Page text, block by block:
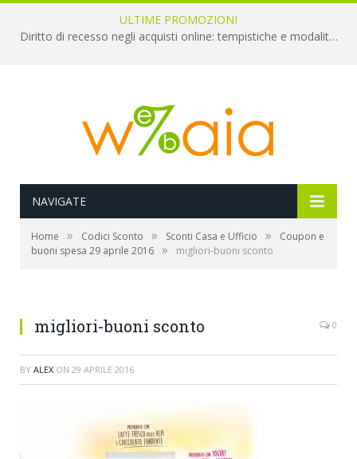
ULTIME PROMOZIONI
Diritto di recesso negli acquisti online: tempistiche e modalità per il rimborso
NAVIGATE
Home » Codici Sconto » Sconti Casa e Ufficio »
Coupon e
buoni spesa 29 aprile 2016 » migliori-buoni sconto
migliori-buoni sconto 0
BY ALEX ON 29 APRILE 2016